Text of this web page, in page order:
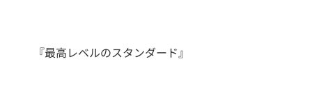
『最高レベルのスタンダード』